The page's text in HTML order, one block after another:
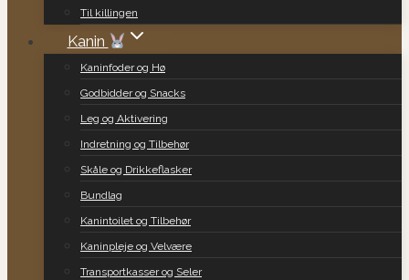
Til killingen
Kanin
Kaninfoder og Hø
Godbidder og Snacks
Leg og Aktivering
Indretning og Tilbehør
Skåle og Drikkeflasker
Bundlag
Kanintoilet og Tilbehør
Kaninpleje og Velvære
Transportkasser og Seler